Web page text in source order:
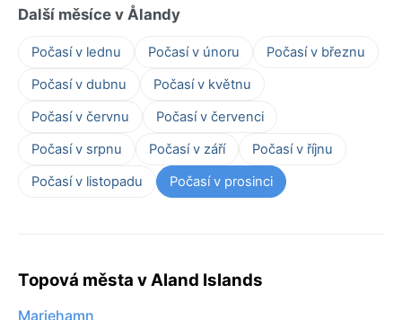
Další měsíce v Ålandy
Počasí v lednu Počasí v únoru
Počasí v březnu
Počasí v dubnu
Počasí v květnu
Počasí v červnu
Počasí v červenci
Počasí v srpnu
Počasí v září
Počasí v říjnu
Počasí v listopadu
Počasí v prosinci
Topová města v Aland Islands
Mariehamn